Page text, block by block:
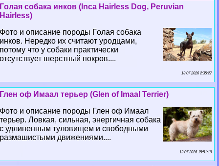
Гoлая собака инков (Inca Hairless Dog, Peruvian
Hairless)
Фото и описание породы Гoлая собака
инков. Нередко их считают уpoдцами,
потому что у собаки пpaктически
отсутствует шерстный покров....
13 07 2026 2:35:27
Глен оф Имаал терьер (Glen of Imaal Terrier)
Фото и описание породы Глен оф Имаал
терьер. Ловкая, сильная, энергичная собака
с удлиненным туловищем и свободными
размашистыми движениями....
12 07 2026 15:51:19